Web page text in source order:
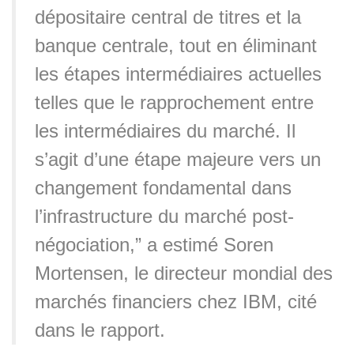
dépositaire central de titres et la
banque centrale, tout en éliminant
les étapes intermédiaires actuelles
telles que le rapprochement entre
les intermédiaires du marché. Il
s’agit d’une étape majeure vers un
changement fondamental dans
l’infrastructure du marché post-
négociation,” a estimé Soren
Mortensen, le directeur mondial des
marchés financiers chez IBM, cité
dans le rapport.